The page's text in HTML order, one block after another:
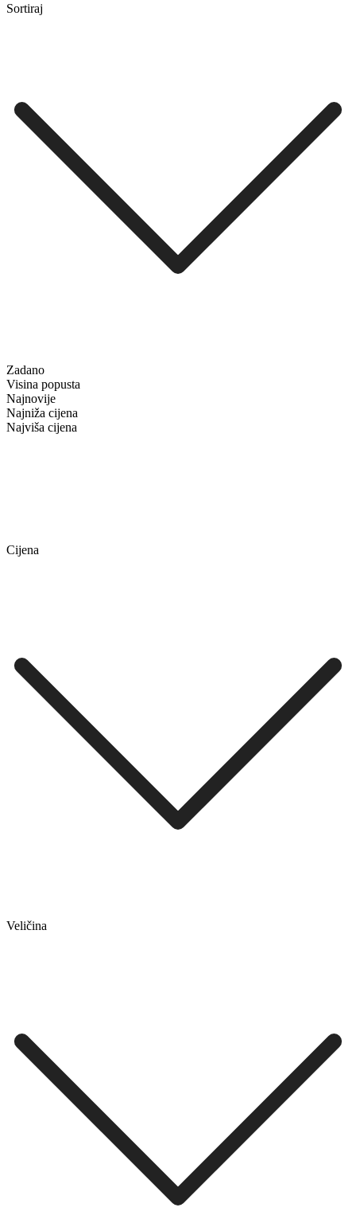
Sortiraj
Zadano
Visina popusta
Najnovije
Najniža cijena
Najviša cijena
Cijena
Veličina